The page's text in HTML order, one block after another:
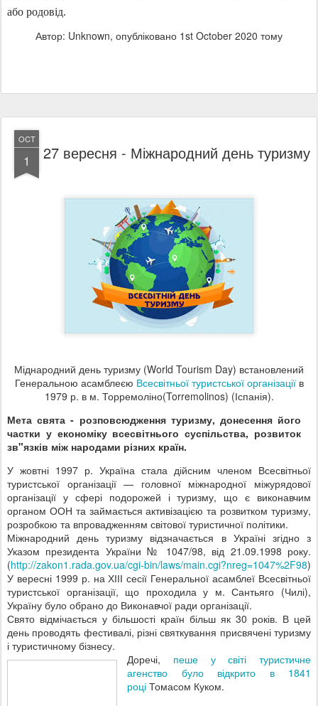
або родовід.
Автор: Unknown, опубліковано 1st October 2020 тому
OCT
1 27 вересня - Міжнародний день туризму
Міднародний день туризму (World Tourism Day) встановлений
Генеральною асамблеєю Всесвітньої туристської організаціїв
1979 р. в м. Торремоліно(Torremolinos) (Іспанія).
Мета свята - розповсюдження туризму, донесення його
частки у економіку всесвітнього суспільства, розвиток
зв"язків між народами різних країн.
У жовтні 1997 р. Україна стала дійсним членом Всесвітньої
туристської організації — головної міжнародної міжурядової
організації у сфері подорожей і туризму, що є виконавчим
органом ООН та займається активізацією та розвитком туризму,
розробкою та впровадженням світової туристичної політики.
Міжнародний день туризму відзначається в Україні згідно з
Указом президента України № 1047/98, від 21.09.1998 року.
(http://zakon1.rada.gov.ua/cgi-bin/laws/main.cgi?nreg=1047%2F98)
У вересні 1999 р. на ХІІІ сесії Генеральної асамблеї Всесвітньої
туристської організації, що проходила у м. Сантьяго (Чилі),
Україну було обрано до Виконавчої ради організації.
Свято відмічається у більшості країн більш як 30 років. В цей
день проводять фестивалі, різні святкування присвячені туризму
і туристичному бізнесу.
Доречі, пеше у світі туристичне
агенство було відкрито в 1841
році Томасом Куком.